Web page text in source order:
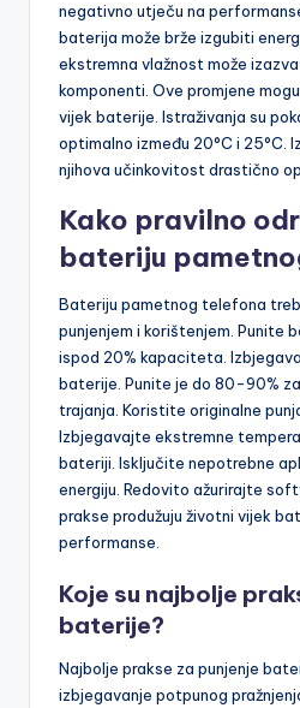
negativno utječu na
baterija može brže izgubiti
ekstremna vlažnost može
komponenti. Ove promjene
vijek baterije. Istraživanja su
optimalno između 20°C i 25°C.
njihova učinkovitost drastično
Kako pravilno
bateriju
Bateriju pametnog telefona
punjenjem i korištenjem. Punite
ispod 20% kapaciteta.
baterije. Punite je do 80-90%
trajanja. Koristite originalne
Izbjegavajte ekstremne
bateriji. Isključite nepotrebne
energiju. Redovito ažurirajte
prakse produžuju životni vijek
performanse.
Koje su najbolje
baterije?
Najbolje prakse za punjenje
izbjegavanje potpunog